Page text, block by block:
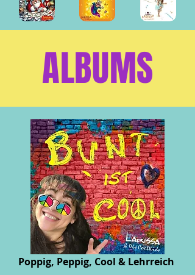
ALBUMS
Poppig, Peppig, Cool & Lehrreich